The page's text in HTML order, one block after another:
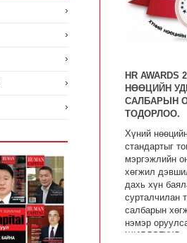
HR AWARDS
НӨӨЦИЙН
САЛБАРЫН
ТОДОРЛОО.
Хүний
стандартыг
мэргэжлийн
хөгжил
дахь хүн
сурталчилан
салбарын
нэмэр
ШИЛДЭГҮҮД -